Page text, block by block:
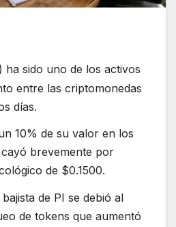
ha sido uno de los activos
entre las criptomonedas
días.
10% de su valor en los
brevemente por
de $0.1500.
de PI se debió al
de tokens que aumentó